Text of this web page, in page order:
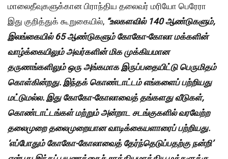
மாலைதீவுகளுக்கான பிராந்திய தலைவர் மரியோ பெரேரா
இது குறித்துக் கூறுகையில், “உலகளவில் 140 ஆண்டுகளும்,
இலங்கையில் 65 ஆண்டுகளும் கோகோ-கோலா மக்களின்
வாழ்க்கையிலும் அவர்களின் மிக முக்கியமான
தருணங்களிலும் ஒரு அங்கமாக இருப்பதையிட்டு பெருமிதம்
கொள்கின்றது. இந்தக் கொண்டாட்டம் எங்களைப் பற்றியது
மட்டுமல்ல. இது கோகோ-கோலாவைத் தங்களது வீடுகள்,
கொண்டாட்டங்கள் மற்றும் அன்றாட சடங்குகளில் வரவேற்ற
தலைமுறை தலைமுறையான வாடிக்கையளாரைப் பற்றியது.
‘எப்போதும் கோகோ-கோலாவைத் தேர்ந்தெடுப்பதற்கு நன்றி’